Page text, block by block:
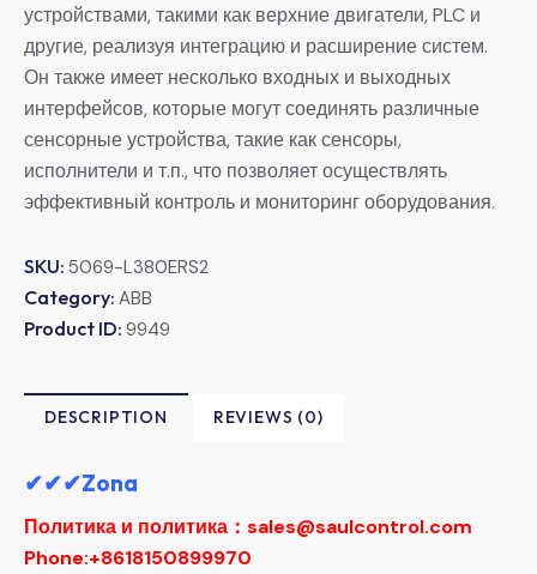
устройствами, такими как верхние двигатели, PLC и
другие, реализуя интеграцию и расширение систем.
Он также имеет несколько входных и выходных
интерфейсов, которые могут соединять различные
сенсорные устройства, такие как сенсоры,
исполнители и т.п., что позволяет осуществлять
эффективный контроль и мониторинг оборудования.
SKU: 5069-L380ERS2
Category: ABB
Product ID: 9949
DESCRIPTION REVIEWS (0)
✔✔✔Zona
Политика и политика：sales@saulcontrol.com
Phone:+8618150899970